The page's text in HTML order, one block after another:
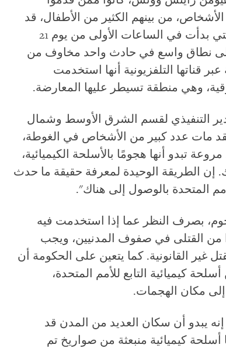
الأشخاص، من بينهم الكثير من الأطفال، قد
تعرضوا إلى الاختناق في الهجمات التي بدأت في الساعات الأولى من يوم 21
نطاق واسع في حادث واحد مخاوف من
قناتها التلفزيونية أنها استخدمت
وهي منطقة تسيطر عليها المعارضة.
التنفيذي لقسم الشرق الأوسط وشمال
مات عدد كبير من الأشخاص في الغوطة،
تبدو أنها هجومًا بالأسلحة الكيميائية،
إن الطريقة الوحيدة لمعرفة حقيقة ما حدث
المتحدة بالوصول إلى هناك".
بصرف النظر عما إذا استخدمت فيه
من القتلى في صفوف المدنيين، ويجب
غير القانونية. كما يتعين على الحكومة أن
كيميائية التابع للأمم المتحدة،
مكان الهجمات.
يبدو أن سكان العديد من المدن قد
أسلحة كيميائية منبعثة من صواريخ تم